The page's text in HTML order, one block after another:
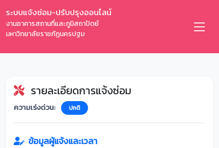
ระบบแจ้งซ่อม-ปรับปรุงออนไลน์
งานอาคารสถานที่และภูมิสถาปัตย์
มหาวิทยาลัยราชภัฏนครปฐม
รายละเอียดการแจ้งซ่อม
ความเร่งด่วน: ปกติ
ข้อมูลผู้แจ้งและเวลา